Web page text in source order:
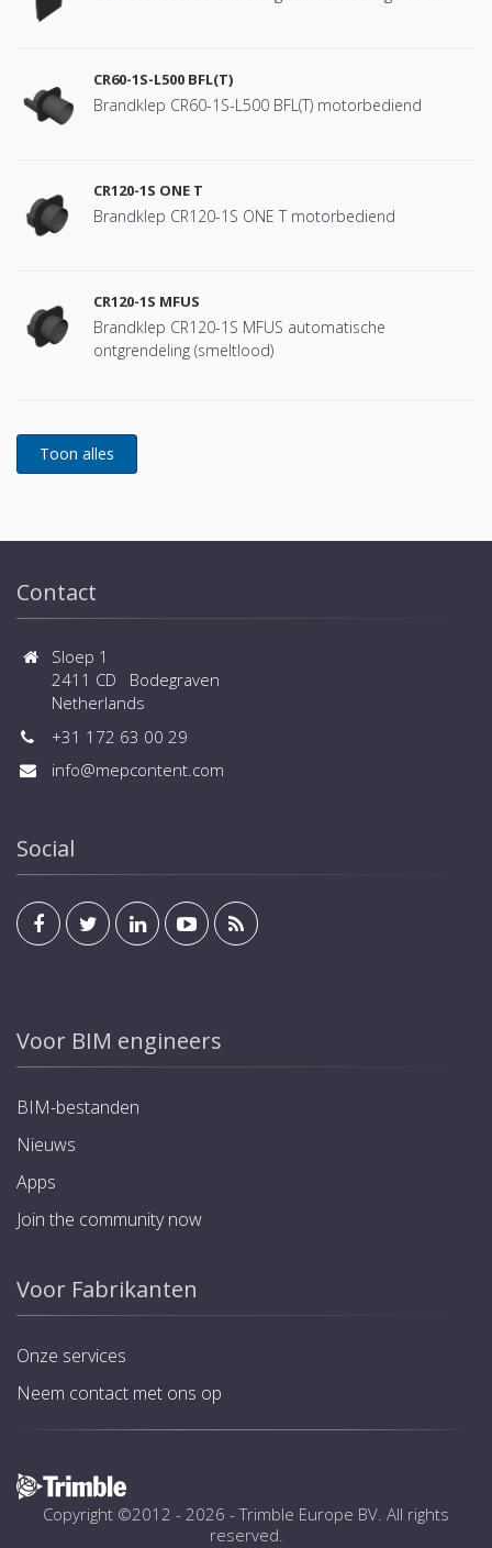
CR60-1S-L500 BFL(T)
Brandklep CR60-1S-L500 BFL(T) motorbediend
CR120-1S ONE T
Brandklep CR120-1S ONE T motorbediend
CR120-1S MFUS
Brandklep CR120-1S MFUS automatische
ontgrendeling (smeltlood)
Contact
Sloep 1
2411 CD Bodegraven
Netherlands
+31 172 63 00 29
info@mepcontent.com
Social
Voor BIM engineers
BIM-bestanden
Nieuws
Apps
Join the community now
Voor Fabrikanten
Onze services
Neem contact met ons op
Copyright ©2012 - 2026 -Trimble Europe BV . All rights
reserved.